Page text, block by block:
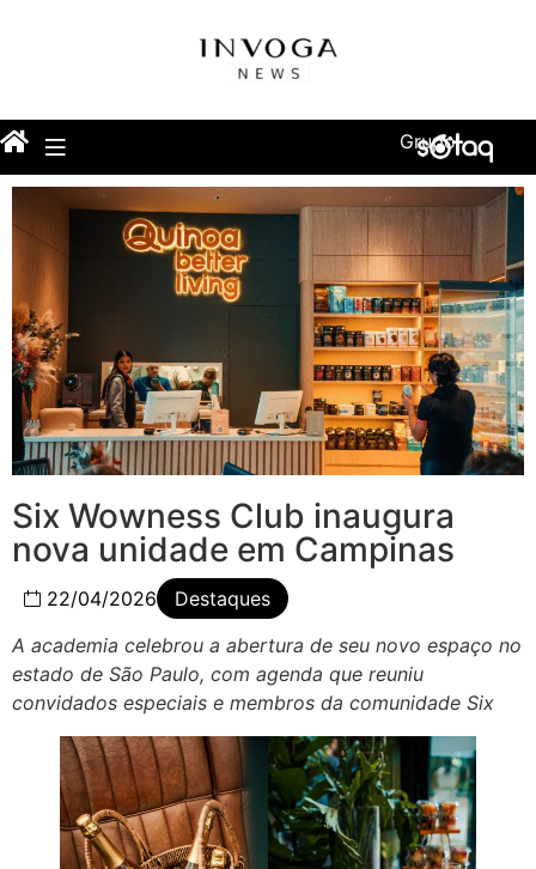
Grupo
Six Wowness Club inaugura
nova unidade em Campinas
22/04/2026
Destaques
A academia celebrou a abertura de seu novo espaço no
estado de São Paulo, com agenda que reuniu
convidados especiais e membros da comunidade Six